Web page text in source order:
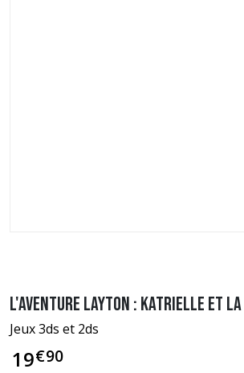
L'aventure Layton : Katrielle et
Jeux 3ds et 2ds
19€90